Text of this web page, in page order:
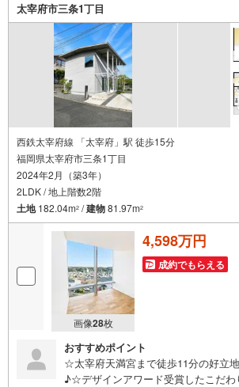
太宰府市三条1丁目
西鉄太宰府線 「太宰府」駅 徒歩15分
福岡県太宰府市三条1丁目
2024年2月（築3年）
2LDK / 地上階数2階
土地182.04m2 /建物81.97m2
画像28枚
4,598万円
成約でもらえる
おすすめポイント
☆太宰府天満宮まで徒歩11分の好立
♪☆デザインアワード受賞したこだわ